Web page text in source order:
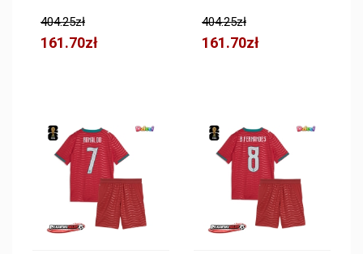
404.25zł
161.70zł
404.25zł
161.70zł